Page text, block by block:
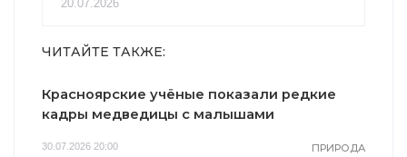
20.07.2026
ЧИТАЙТЕ ТАКЖЕ:
Красноярские учёные показали редкие
кадры медведицы с малышами
30.07.2026 20:00 ПРИРОДА